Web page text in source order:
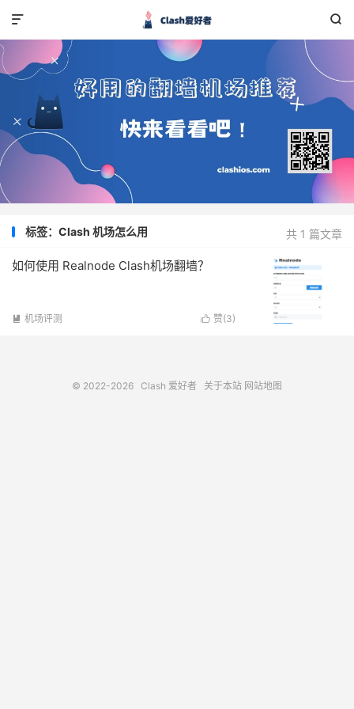


共 1 篇文章
标签：Clash 机场怎么用
如何使用 Realnode Clash机场翻墙？
 赞(3)
 机场评测
© 2022-2026 Clash 爱好者 关于本站 网站地图